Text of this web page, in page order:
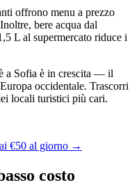
offrono menu a prezzo
bere acqua dal
L al supermercato riduce i
a Sofia è in crescita — il
occidentale. Trascorri
locali turistici più cari.
€50 al giorno →
costo